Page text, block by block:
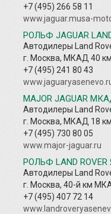
+7 (495) 266 58 11
www.jaguar.musa-
РОЛЬФ JAGUAR
Автодилеры Land
г. Москва, МКАД 40
+7 (495) 241 80 43
MAJOR JAGUAR
Автодилеры Land
г. Москва, МКАД 18 км
+7 (495) 730 80 05
www.major-jaguar.ru
РОЛЬФ LAND
Автодилеры Land
г. Москва, 40-й км
+7 (495) 407 72 14